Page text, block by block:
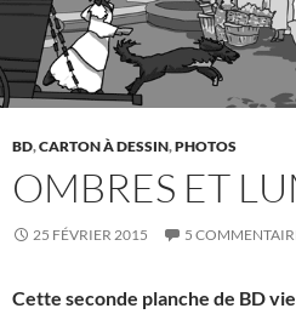
BD,CARTON À DESSIN,PHOTOS
OMBRES ET
25 FÉVRIER 2015 5
Cette seconde planche de BD